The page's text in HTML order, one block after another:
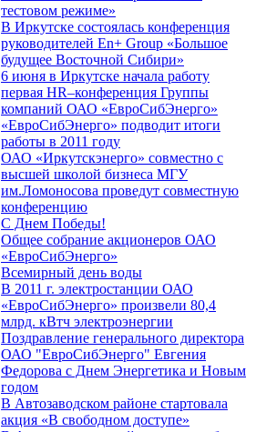
тестовом режиме»
В Иркутске состоялась конференция
руководителей En+ Group «Большое
будущее Восточной Сибири»
6 июня в Иркутске начала работу
первая HR–конференция Группы
компаний ОАО «ЕвроСибЭнерго»
«ЕвроСибЭнерго» подводит итоги
работы в 2011 году
ОАО «Иркутскэнерго» совместно с
высшей школой бизнеса МГУ
им.Ломоносова проведут совместную
конференцию
С Днем Победы!
Общее собрание акционеров ОАО
«ЕвроСибЭнерго»
Всемирный день воды
В 2011 г. электростанции ОАО
«ЕвроСибЭнерго» произвели 80,4
млрд. кВтч электроэнергии
Поздравление генерального директора
ОАО "ЕвроСибЭнерго" Евгения
Федорова с Днем Энергетика и Новым
годом
В Автозаводском районе стартовала
акция «В свободном доступе»